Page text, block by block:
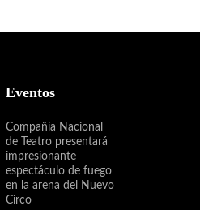
Eventos
Compañía Nacional
de Teatro presentará
impresionante
espectáculo de fuego
en la arena del Nuevo
Circo